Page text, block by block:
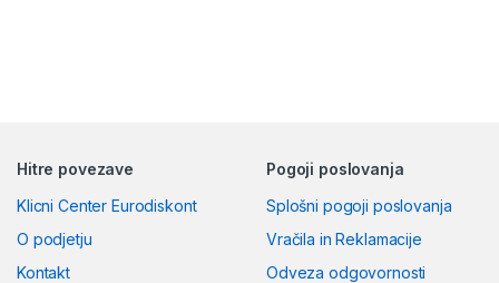
Hitre povezave
Klicni Center Eurodiskont
O podjetju
Kontakt
Pogoji poslovanja
Splošni pogoji poslovanja
Vračila in Reklamacije
Odveza odgovornosti